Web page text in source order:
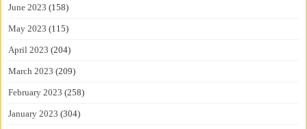
June 2023 (158)
May 2023 (115)
April 2023 (204)
March 2023 (209)
February 2023 (258)
January 2023 (304)